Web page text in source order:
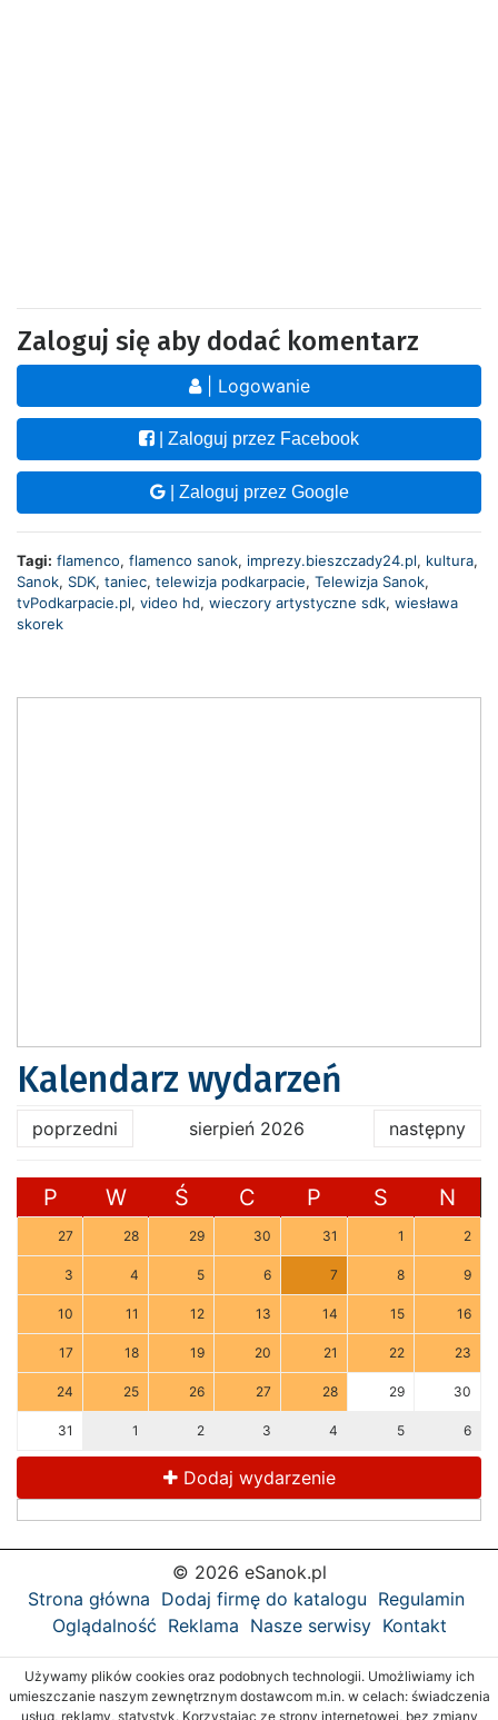
Zaloguj się aby dodać komentarz
| Logowanie
| Zaloguj przez Facebook
| Zaloguj przez Google
Tagi: flamenco, flamenco sanok, imprezy.bieszczady24.pl, kultura,
Sanok, SDK, taniec, telewizja podkarpacie, Telewizja Sanok,
tvPodkarpacie.pl, video hd, wieczory artystyczne sdk, wiesława
skorek
Kalendarz wydarzeń
poprzedni sierpień 2026 następny
P W Ś C P S N
27 28 29 30 31 1 2
3 4 5 6 7 8 9
10 11 12 13 14 15 16
17 18 19 20 21 22 23
24 25 26 27 28 29 30
31 1 2 3 4 5 6
Dodaj wydarzenie
© 2026 eSanok.pl
Strona główna Dodaj firmę do katalogu Regulamin
Oglądalność Reklama Nasze serwisy Kontakt
Używamy plików cookies oraz podobnych technologii. Umożliwiamy ich
umieszczanie naszym zewnętrznym dostawcom m.in. w celach: świadczenia
usług, reklamy, statystyk. Korzystając ze strony internetowej, bez zmiany